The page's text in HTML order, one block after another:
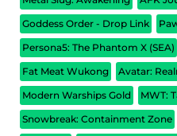
Goddess Order - Drop Link
Persona5: The Phantom X (SEA)
Fat Meat Wukong
Avatar:
Modern Warships Gold
MWT:
Snowbreak: Containment Zone